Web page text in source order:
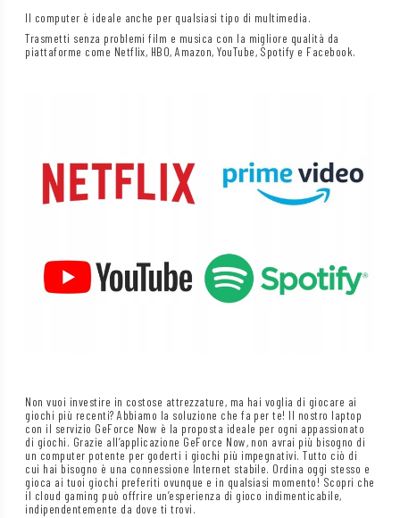
Il computer è ideale anche per qualsiasi tipo di multimedia.
Trasmetti senza problemi film e musica con la migliore qualità da
piattaforme come Netflix, HBO, Amazon, YouTube, Spotify e Facebook.
Non vuoi investire in costose attrezzature, ma hai voglia di giocare ai
giochi più recenti? Abbiamo la soluzione che fa per te! Il nostro laptop
con il servizio GeForce Now è la proposta ideale per ogni appassionato
di giochi. Grazie all’applicazione GeForce Now, non avrai più bisogno di
un computer potente per goderti i giochi più impegnativi. Tutto ciò di
cui hai bisogno è una connessione Internet stabile. Ordina oggi stesso e
gioca ai tuoi giochi preferiti ovunque e in qualsiasi momento! Scopri che
il cloud gaming può offrire un’esperienza di gioco indimenticabile,
indipendentemente da dove ti trovi.